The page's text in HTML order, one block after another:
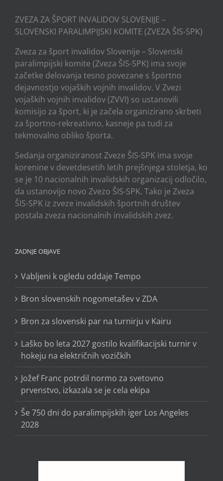
ZVEZA ZA ŠPORT INVALIDOV SLOVENIJE –
SLOVENSKI PARALIMPIJSKI KOMITE (ZVEZA ŠIS-SPK)
Zveza za šport invalidov Slovenije – Slovenski
paralimpijski komite (Zveza ŠIS-SPK) ima svoje
začetke delovanja tesno povezane s športno
dejavnostjo vojaških vojnih invalidov. V Zvezi
vojaških vojnih invalidov (ZVVI) so ustanovili
komisijo za šport, ki je začela organizirano skrbeti
za športno-rekreativno, kasneje pa tudi za
tekmovalno obliko športa.
Sedanja organiziranost Zveze ŠIS-SPK ima svoje
korenine v devetdesetih letih prejšnjega stoletja, ko
se je 10 nacionalnih invalidskih organizacij odločilo,
da ustanovijo novo Zvezo ŠIS-SPK. Tako je Zveza
ŠIS-SPK iz zveze invalidskih športnih društev
postala zveza nacionalnih invalidskih zvez.
ZADNJE OBJAVE
Vabljeni k ogledu oddaje Tempo
Bron slovenskih nogometašev v ZDA
Bron za slovenski par na turnirju v Kairu
Laško bo leta 2027 gostilo kvalifikacijski turnir v
hokeju na električnih vozičkih
Jožef Franc potrdil normo za svetovno
prvenstvo, izkazala se je cela ekipa
Še 750 dni do paralimpijskih iger Los Angeles
2028